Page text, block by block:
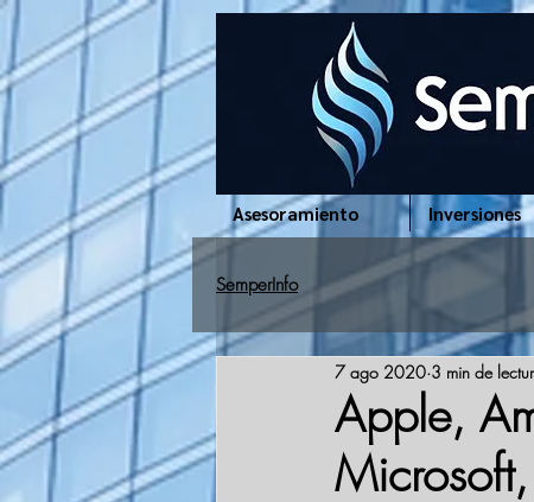
www.semperinfo.com
Asesoramiento Inversiones
SemperInfo
Apple,
7 ago 2020 3 min de